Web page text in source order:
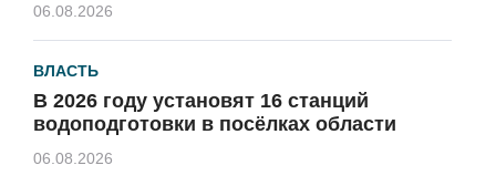
06.08.2026
ВЛАСТЬ
В 2026 году установят 16 станций
водоподготовки в посёлках области
06.08.2026